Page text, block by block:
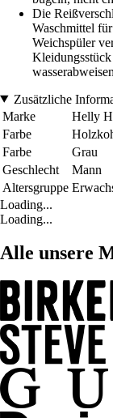
Die
Waschmittel
Weichspüler
Zusätzliche
Marke
Helly
Farbe
Farbe
Grau
Geschlecht
Mann
Altersgruppe
Loading...
Loading...
Alle unsere